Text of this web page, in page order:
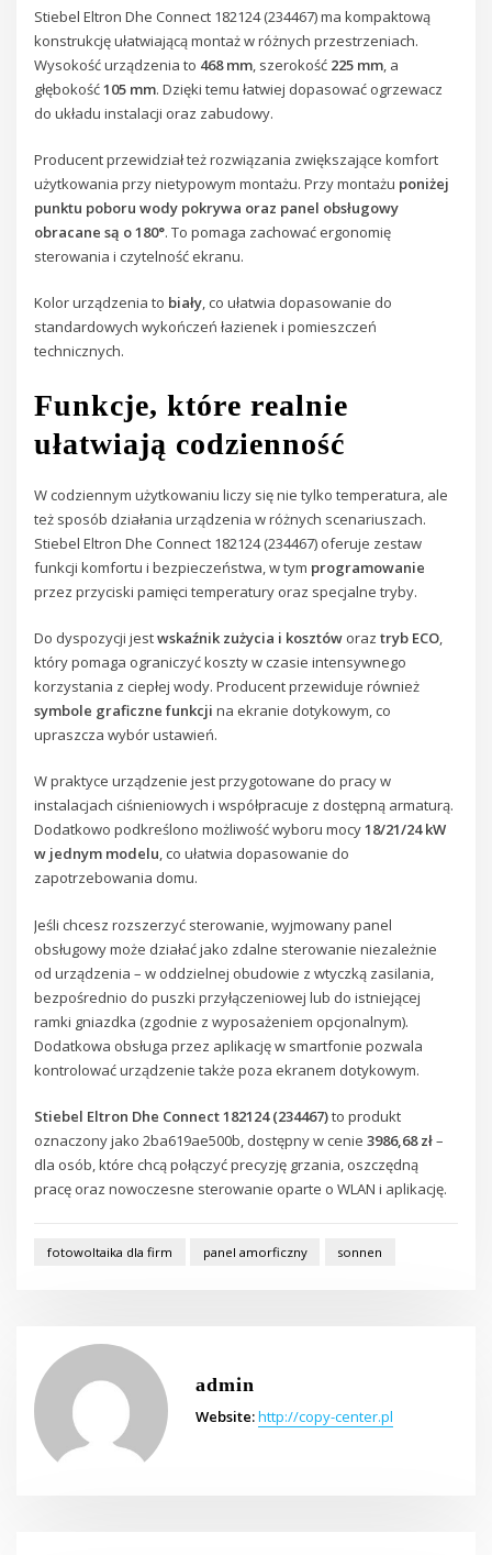
Stiebel Eltron Dhe Connect 182124 (234467) ma kompaktową
konstrukcję ułatwiającą montaż w różnych przestrzeniach.
Wysokość urządzenia to 468 mm, szerokość 225 mm, a
głębokość105 mm. Dzięki temu łatwiej dopasować ogrzewacz
do układu instalacji oraz zabudowy.
Producent przewidział też rozwiązania zwiększające komfort
użytkowania przy nietypowym montażu. Przy montażu poniżej
punktu poboru wody pokrywa oraz panel obsługowy
obracane są o 180°. To pomaga zachować ergonomię
sterowania i czytelność ekranu.
Kolor urządzenia to biały, co ułatwia dopasowanie do
standardowych wykończeń łazienek i pomieszczeń
technicznych.
Funkcje, które realnie
ułatwiają codzienność
W codziennym użytkowaniu liczy się nie tylko temperatura, ale
też sposób działania urządzenia w różnych scenariuszach.
Stiebel Eltron Dhe Connect 182124 (234467) oferuje zestaw
funkcji komfortu i bezpieczeństwa, w tym programowanie
przez przyciski pamięci temperatury oraz specjalne tryby.
Do dyspozycji jestwskaźnik zużycia i kosztów oraztryb ECO,
który pomaga ograniczyć koszty w czasie intensywnego
korzystania z ciepłej wody. Producent przewiduje również
symbole graficzne funkcji na ekranie dotykowym, co
upraszcza wybór ustawień.
W praktyce urządzenie jest przygotowane do pracy w
instalacjach ciśnieniowych i współpracuje z dostępną armaturą.
Dodatkowo podkreślono możliwość wyboru mocy18/21/24 kW
w jednym modelu, co ułatwia dopasowanie do
zapotrzebowania domu.
Jeśli chcesz rozszerzyć sterowanie, wyjmowany panel
obsługowy może działać jako zdalne sterowanie niezależnie
od urządzenia – w oddzielnej obudowie z wtyczką zasilania,
bezpośrednio do puszki przyłączeniowej lub do istniejącej
ramki gniazdka (zgodnie z wyposażeniem opcjonalnym).
Dodatkowa obsługa przez aplikację w smartfonie pozwala
kontrolować urządzenie także poza ekranem dotykowym.
Stiebel Eltron Dhe Connect 182124 (234467)to produkt
oznaczony jako 2ba619ae500b, dostępny w cenie3986,68 zł–
dla osób, które chcą połączyć precyzję grzania, oszczędną
pracę oraz nowoczesne sterowanie oparte o WLAN i aplikację.
fotowoltaika dla firm panel amorficzny sonnen
admin
Website:http://copy-center.pl